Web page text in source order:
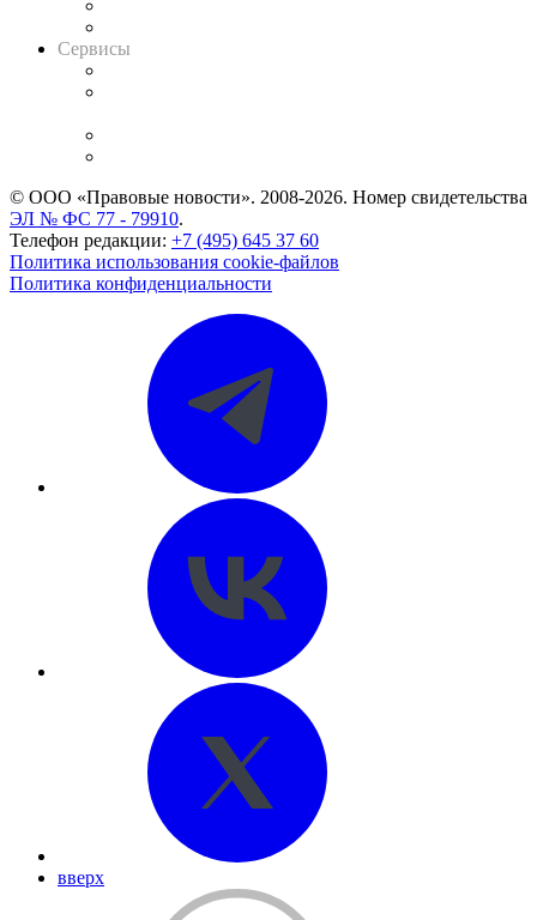
Сервисы
© ООО «Правовые новости». 2008-2026. Номер свидетельства
ЭЛ № ФС 77 - 79910.
Телефон редакции: +7 (495) 645 37 60
Политика использования cookie-файлов
Политика конфиденциальности
вверх